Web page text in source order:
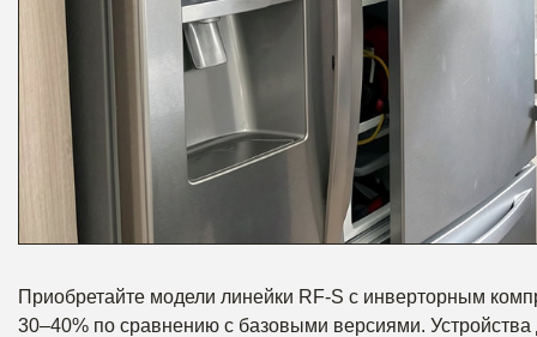
Приобретайте модели линейки RF-S с инверторным
30–40% по сравнению с базовыми версиями. Устройства